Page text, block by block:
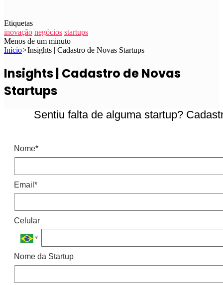
Etiquetas
inovação negócios startups
Menos de um minuto
Início>Insights | Cadastro de Novas Startups
Insights | Cadastro de Novas
Startups
Sentiu falta de alguma startup?
Nome*
Email*
Celular
Nome da Startup